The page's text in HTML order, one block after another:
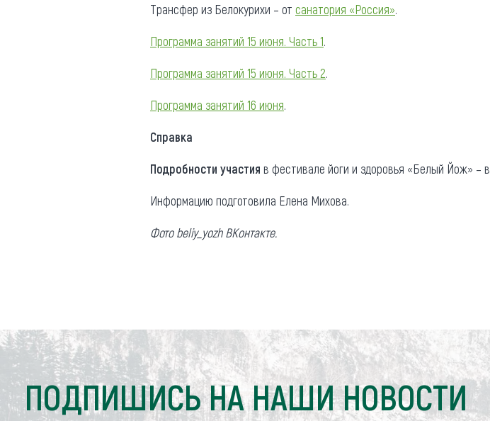
Трансфер из Белокурихи – от санатория «Россия».
Программа занятий 15 июня. Часть 1.
Программа занятий 15 июня. Часть 2.
Программа занятий 16 июня.
Справка
Подробности участия в фестивале йоги и здоровья «Белый Йож» –
Информацию подготовила Елена Михова.
Фото beliy_yozh ВКонтакте.
ПОДПИШИСЬ НА НАШИ НОВОСТИ